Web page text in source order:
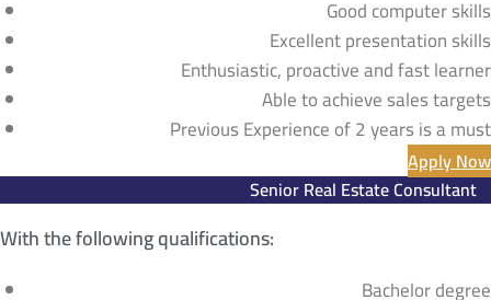
Good computer skills
Excellent presentation skills
Enthusiastic, proactive and fast learner
Able to achieve sales targets
Previous Experience of 2 years is a must
Apply Now
Senior Real Estate Consultant​
With the following qualifications:
Bachelor degree